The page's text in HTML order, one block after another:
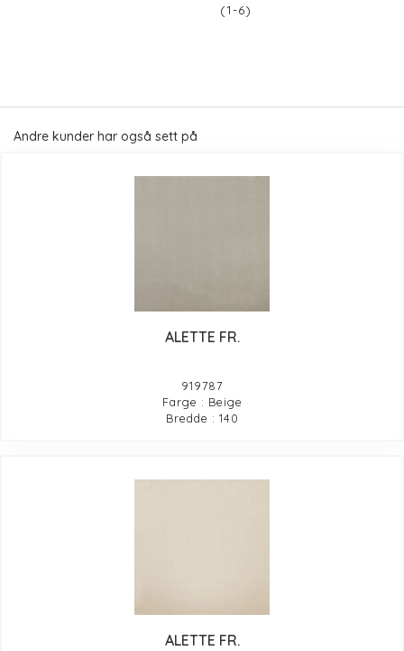
(1-6)
Andre kunder har også sett på
ALETTE FR.
919787
Farge : Beige
Bredde : 140
ALETTE FR.